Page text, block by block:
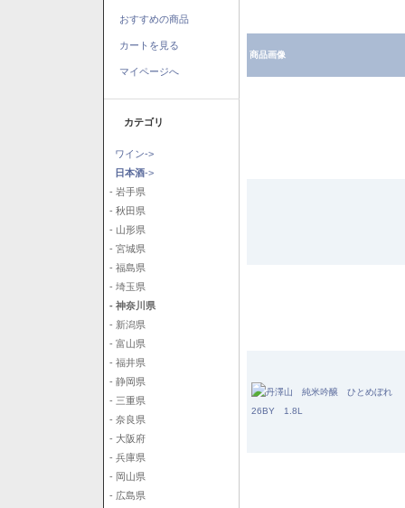
おすすめの商品
カートを見る
マイページへ
カテゴリ
ワイン->
日本酒->
- 岩手県
- 秋田県
- 山形県
- 宮城県
- 福島県
- 埼玉県
- 神奈川県
- 新潟県
- 富山県
- 福井県
- 静岡県
- 三重県
- 奈良県
- 大阪府
- 兵庫県
- 岡山県
- 広島県
商品画像